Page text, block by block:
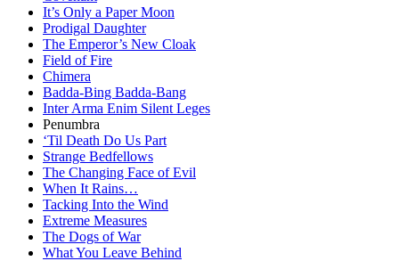
It’s Only a Paper Moon
Prodigal Daughter
The Emperor’s New Cloak
Field of Fire
Chimera
Badda-Bing Badda-Bang
Inter Arma Enim Silent Leges
Penumbra
‘Til Death Do Us Part
Strange Bedfellows
The Changing Face of Evil
When It Rains…
Tacking Into the Wind
Extreme Measures
The Dogs of War
What You Leave Behind